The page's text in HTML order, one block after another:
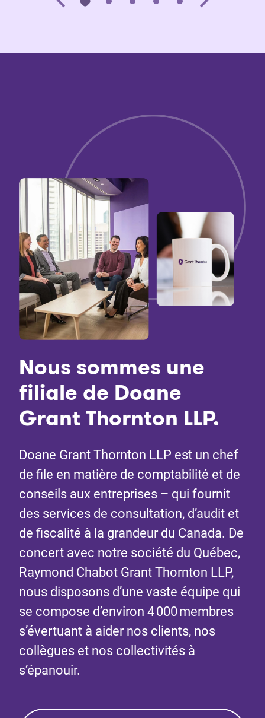
Nous sommes une
filiale de Doane
Grant Thornton LLP.
Doane Grant Thornton LLP est un chef
de file en matière de comptabilité et de
conseils aux entreprises – qui fournit
des services de consultation, d’audit et
de fiscalité à la grandeur du Canada. De
concert avec notre société du Québec,
Raymond Chabot Grant Thornton LLP,
nous disposons d’une vaste équipe qui
se compose d’environ 4 000 membres
s’évertuant à aider nos clients, nos
collègues et nos collectivités à
s’épanouir.